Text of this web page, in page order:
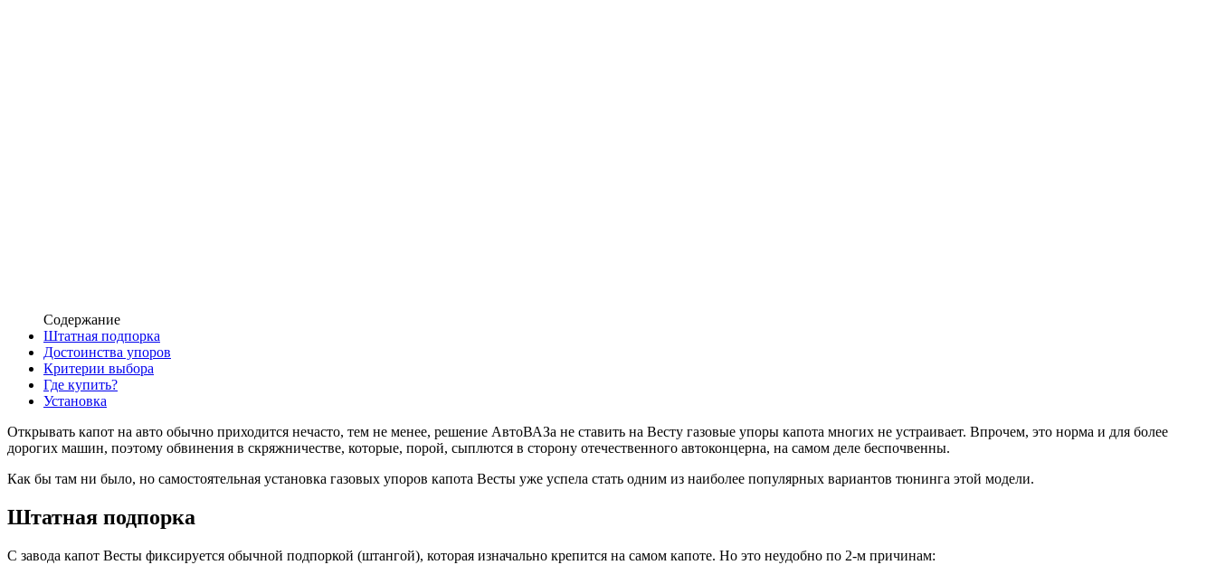
Содержание
Штатная подпорка
Достоинства упоров
Критерии выбора
Где купить?
Установка
Открывать капот на авто обычно приходится нечасто, тем не менее, решение АвтоВАЗа не ставить на Весту газовые упоры капота многих не устраивает. Впрочем, это норма и для более
дорогих машин, поэтому обвинения в скряжничестве, которые, порой, сыплются в сторону отечественного автоконцерна, на самом деле беспочвенны.
Как бы там ни было, но самостоятельная установка газовых упоров капота Весты уже успела стать одним из наиболее популярных вариантов тюнинга этой модели.
Штатная подпорка
С завода капот Весты фиксируется обычной подпоркой (штангой), которая изначально крепится на самом капоте. Но это неудобно по 2-м причинам: